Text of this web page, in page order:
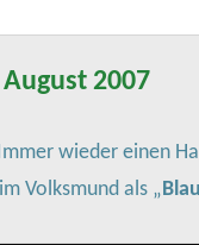
2007
wieder einen
Volksmund als „